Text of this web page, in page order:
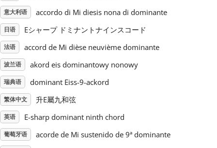
Tiếng Việt
Türkçe
简体中文
繁體中文
意大利语 accordo di Mi diesis nona di dominante
日语 Eシャープ ドミナントナインスコード
法语 accord de Mi dièse neuvième dominante
波兰语 akord eis dominantowy nonowy
瑞典语 dominant Eiss-9-ackord
繁体中文 升E屬九和弦
英语 E-sharp dominant ninth chord
葡萄牙语 acorde de Mi sustenido de 9ª dominante